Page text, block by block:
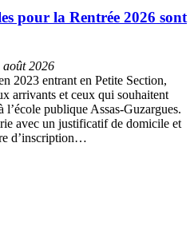
pour la Rentrée 2026 sont
2026
2023 entrant en Petite Section,
arrivants et ceux qui souhaitent
l’école publique Assas-Guzargues.
avec un justificatif de domicile et
d’inscription…